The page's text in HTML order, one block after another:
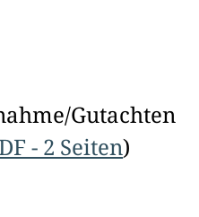
Gutachten
- 2 Seiten)